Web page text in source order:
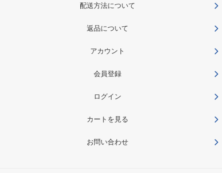
配送方法について
返品について
アカウント
会員登録
ログイン
カートを見る
お問い合わせ